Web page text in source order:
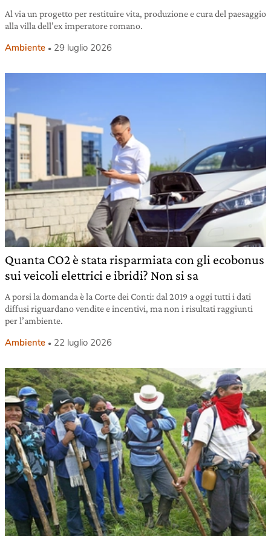
Al via un progetto per restituire vita, produzione e cura del paesaggio
alla villa dell’ex imperatore romano.
Ambiente 29 luglio 2026
Quanta CO2 è stata risparmiata con gli ecobonus
sui veicoli elettrici e ibridi? Non si sa
A porsi la domanda è la Corte dei Conti: dal 2019 a oggi tutti i dati
diffusi riguardano vendite e incentivi, ma non i risultati raggiunti
per l’ambiente.
Ambiente 22 luglio 2026